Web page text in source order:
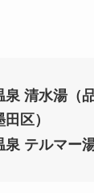
清水湯（品
区）
テルマー